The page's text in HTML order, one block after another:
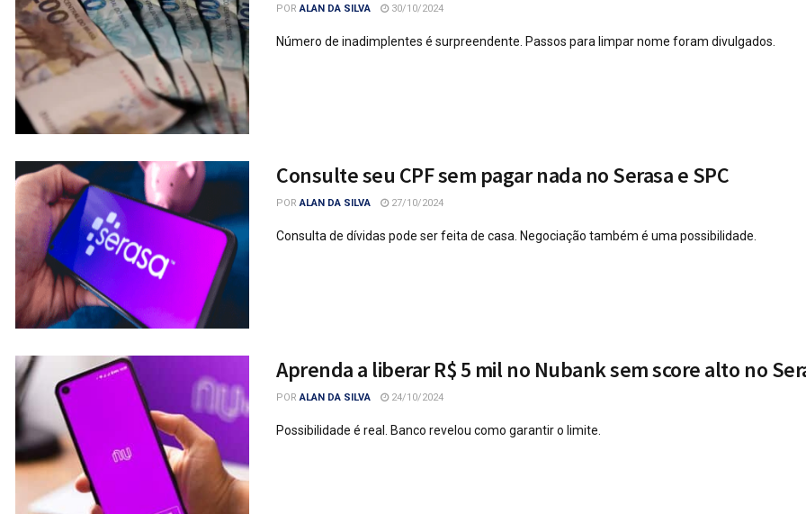
POR ALAN DA SILVA 30/10/2024
Número de inadimplentes é surpreendente. Passos para limpar nome foram divulgados.
Consulte seu CPF sem pagar nada no Serasa e SPC
POR ALAN DA SILVA 27/10/2024
Consulta de dívidas pode ser feita de casa. Negociação também é uma possibilidade.
Aprenda a liberar R$ 5 mil no Nubank sem score alto no
POR ALAN DA SILVA 24/10/2024
Possibilidade é real. Banco revelou como garantir o limite.